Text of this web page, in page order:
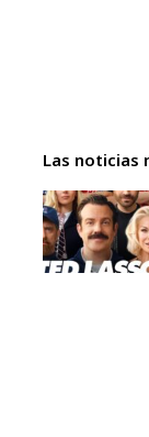
Las noticias